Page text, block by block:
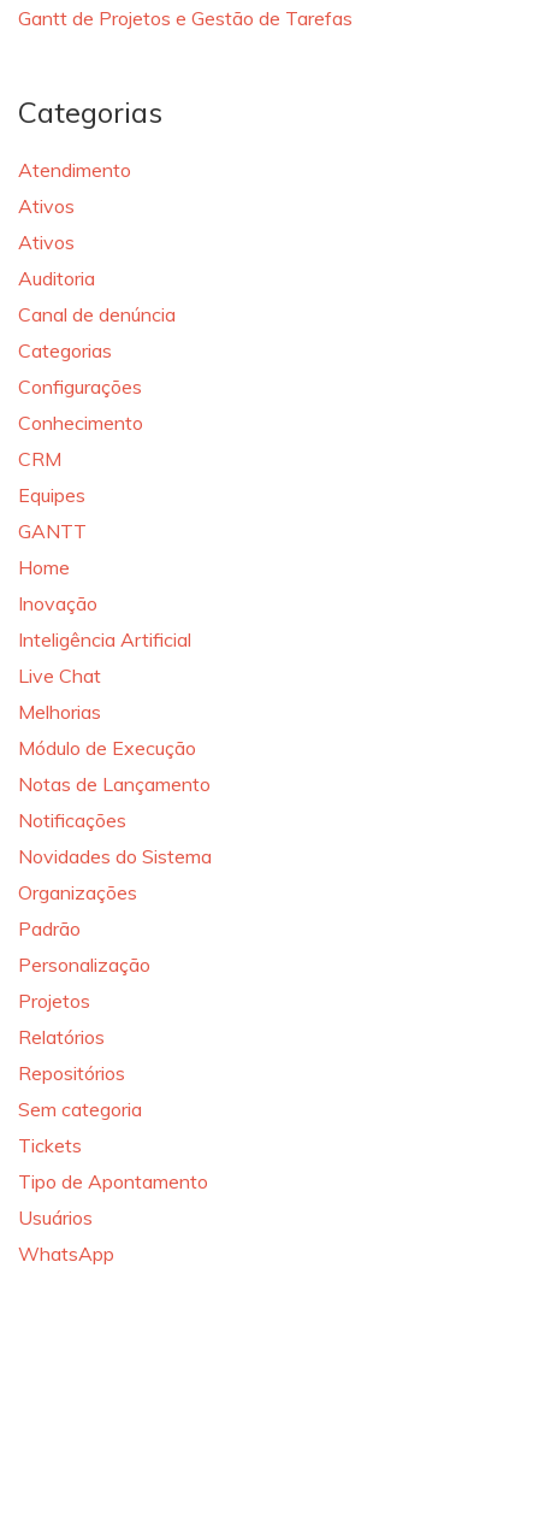
Gantt de Projetos e Gestão de Tarefas
Categorias
Atendimento
Ativos
Ativos
Auditoria
Canal de denúncia
Categorias
Configurações
Conhecimento
CRM
Equipes
GANTT
Home
Inovação
Inteligência Artificial
Live Chat
Melhorias
Módulo de Execução
Notas de Lançamento
Notificações
Novidades do Sistema
Organizações
Padrão
Personalização
Projetos
Relatórios
Repositórios
Sem categoria
Tickets
Tipo de Apontamento
Usuários
WhatsApp